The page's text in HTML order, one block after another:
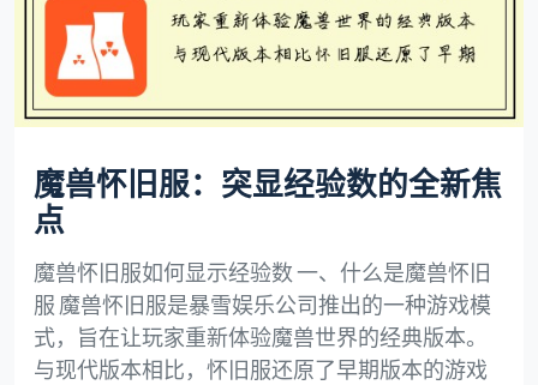
魔兽怀旧服：突显经验数的全新焦
点
魔兽怀旧服如何显示经验数 一、什么是魔兽怀旧
服 魔兽怀旧服是暴雪娱乐公司推出的一种游戏模
式，旨在让玩家重新体验魔兽世界的经典版本。
与现代版本相比，怀旧服还原了早期版本的游戏